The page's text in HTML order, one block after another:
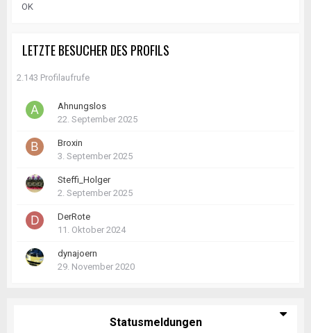
OK
LETZTE BESUCHER DES PROFILS
2.143 Profilaufrufe
Ahnungslos
22. September 2025
Broxin
3. September 2025
Steffi_Holger
2. September 2025
DerRote
11. Oktober 2024
dynajoern
29. November 2020
Statusmeldungen